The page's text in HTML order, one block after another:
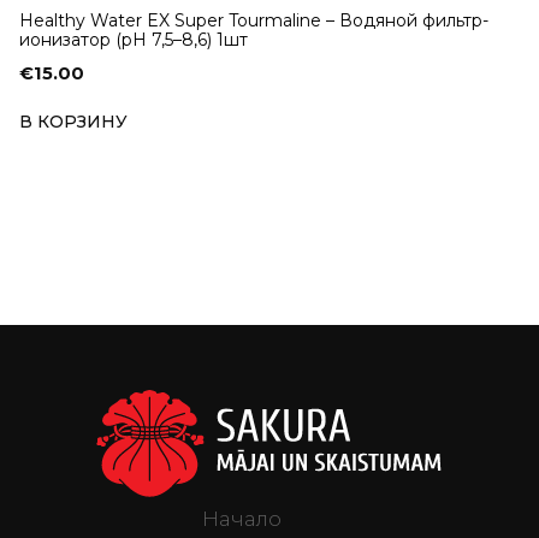
Healthy Water EX Super Tourmaline – Водяной фильтр-
ионизатор (pH 7,5–8,6) 1шт
€15.00
В КОРЗИНУ
Начало